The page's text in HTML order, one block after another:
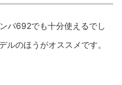
バ692でも十分使えるでし
ルのほうがオススメです。